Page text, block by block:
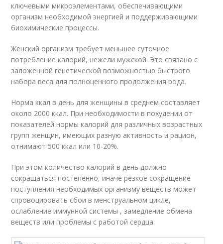
ключевыми микроэлементами, обеспечивающими
организм необходимой энергией и поддерживающими
биохимические процессы.
Женский организм требует меньшее суточное
потребление калорий, нежели мужской. Это связано с
заложенной генетической возможностью быстрого
набора веса для полноценного продолжения рода.
Норма ккал в день для женщины в среднем составляет
около 2000 ккал. При необходимости в похудении от
показателей нормы калорий для различных возрастных
групп женщин, имеющих разную активность и рацион,
отнимают 500 ккал или 10-20%.
При этом количество калорий в день должно
сокращаться постепенно, иначе резкое сокращение
поступления необходимых организму веществ может
спровоцировать сбои в менструальном цикле,
ослабление иммунной системы , замедление обмена
веществ или проблемы с работой сердца.